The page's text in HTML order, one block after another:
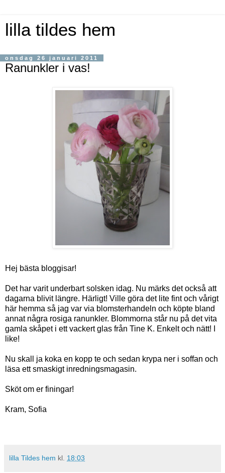
lilla tildes hem
onsdag 26 januari 2011
Ranunkler i vas!
Hej bästa bloggisar!
Det har varit underbart solsken idag. Nu märks det också att
dagarna blivit längre. Härligt! Ville göra det lite fint och vårigt
här hemma så jag var via blomsterhandeln och köpte bland
annat några rosiga ranunkler. Blommorna står nu på det vita
gamla skåpet i ett vackert glas från Tine K. Enkelt och nätt! I
like!
Nu skall ja koka en kopp te och sedan krypa ner i soffan och
läsa ett smaskigt inredningsmagasin.
Sköt om er finingar!
Kram, Sofia
lilla Tildes hem kl. 18:03